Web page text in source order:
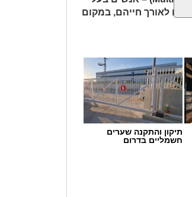
לאורך חייהם, במקום
תיקון והתקנה שערים
חשמליים בדרום